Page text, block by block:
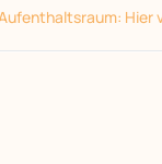
Hier